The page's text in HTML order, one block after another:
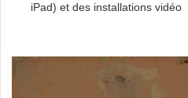
iPad) et des installations vidéo